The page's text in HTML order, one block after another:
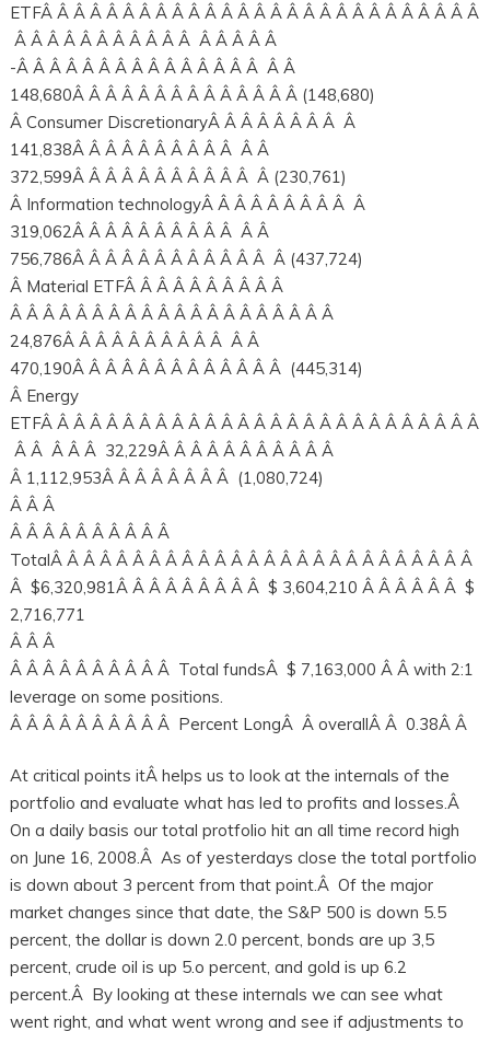
ETFÂ Â Â Â Â Â Â Â Â Â Â Â Â Â Â Â Â Â Â Â Â Â Â Â Â Â Â
Â Â Â Â Â Â Â Â Â Â Â Â Â Â Â Â
-Â Â Â Â Â Â Â Â Â Â Â Â Â Â Â Â Â
148,680Â Â Â Â Â Â Â Â Â Â Â Â Â Â (148,680)
Â Consumer DiscretionaryÂ Â Â Â Â Â Â Â Â
141,838Â Â Â Â Â Â Â Â Â Â Â Â
372,599Â Â Â Â Â Â Â Â Â Â Â Â (230,761)
Â Information technologyÂ Â Â Â Â Â Â Â Â Â
319,062Â Â Â Â Â Â Â Â Â Â Â Â
756,786Â Â Â Â Â Â Â Â Â Â Â Â Â (437,724)
Â Material ETFÂ Â Â Â Â Â Â Â Â Â
Â Â Â Â Â Â Â Â Â Â Â Â Â Â Â Â Â Â Â Â
24,876Â Â Â Â Â Â Â Â Â Â Â Â
470,190Â Â Â Â Â Â Â Â Â Â Â Â Â (445,314)
Â Energy
ETFÂ Â Â Â Â Â Â Â Â Â Â Â Â Â Â Â Â Â Â Â Â Â Â Â Â Â Â
Â Â Â Â Â 32,229Â Â Â Â Â Â Â Â Â Â Â
Â 1,112,953Â Â Â Â Â Â Â Â (1,080,724)
Â Â Â
Â Â Â Â Â Â Â Â Â Â
TotalÂ Â Â Â Â Â Â Â Â Â Â Â Â Â Â Â Â Â Â Â Â Â Â Â Â Â
Â $6,320,981Â Â Â Â Â Â Â Â Â $ 3,604,210 Â Â Â Â Â Â $
2,716,771
Â Â Â
Â Â Â Â Â Â Â Â Â Â Total fundsÂ $ 7,163,000 Â Â with 2:1
leverage on some positions.
Â Â Â Â Â Â Â Â Â Â Percent LongÂ Â overallÂ Â 0.38Â Â
At critical points itÂ helps us to look at the internals of the
portfolio and evaluate what has led to profits and losses.Â
On a daily basis our total protfolio hit an all time record high
on June 16, 2008.Â As of yesterdays close the total portfolio
is down about 3 percent from that point.Â Of the major
market changes since that date, the S&P 500 is down 5.5
percent, the dollar is down 2.0 percent, bonds are up 3,5
percent, crude oil is up 5.o percent, and gold is up 6.2
percent.Â By looking at these internals we can see what
went right, and what went wrong and see if adjustments to